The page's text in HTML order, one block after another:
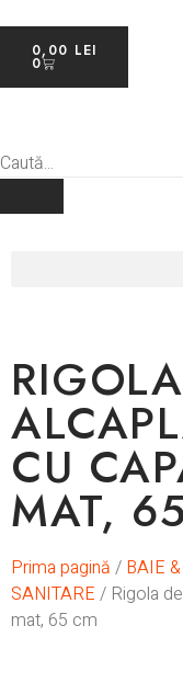
0,00 LEI
0
CU
MAT,
Prima pagină / BAIE
SANITARE / Rigola
mat, 65 cm